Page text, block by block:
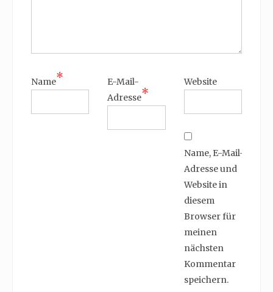
Name*
E-Mail-
Adresse*
Website
Name, E-Mail-
Adresse und
Website in
diesem
Browser für
meinen
nächsten
Kommentar
speichern.